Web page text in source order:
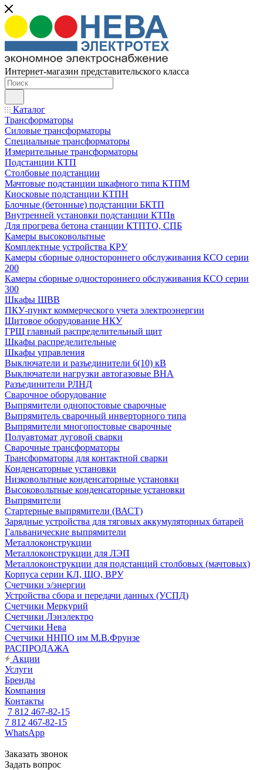
Интернет-магазин представительского класса
Каталог
Трансформаторы
Силовые трансформаторы
Специальные трансформаторы
Измерительные трансформаторы
Подстанции КТП
Столбовые подстанции
Мачтовые подстанции шкафного типа КТПМ
Киосковые подстанции КТПН
Блочные (бетонные) подстанции БКТП
Внутренней установки подстанции КТПв
Для прогрева бетона станции КТПТО, СПБ
Камеры высоковольтные
Комплектные устройства КРУ
Камеры сборные одностороннего обслуживания КСО серии
200
Камеры сборные одностороннего обслуживания КСО серии
300
Шкафы ШВВ
ПКУ-пункт коммерческого учета электроэнергии
Щитовое оборудование НКУ
ГРЩ главный распределительный щит
Шкафы распределительные
Шкафы управления
Выключатели и разъединители 6(10) кВ
Выключатели нагрузки автогазовые ВНА
Разъединители РЛНД
Сварочное оборудование
Выпрямители однопостовые сварочные
Выпрямитель сварочный инверторного типа
Выпрямители многопостовые сварочные
Полуавтомат дуговой сварки
Сварочные трансформаторы
Трансформаторы для контактной сварки
Конденсаторные установки
Низковольтные конденсаторные установки
Высоковольтные конденсаторные установки
Выпрямители
Стартерные выпрямители (ВАСТ)
Зарядные устройства для тяговых аккумуляторных батарей
Гальванические выпрямители
Металлоконструкции
Металлоконструкции для ЛЭП
Металлоконструкции для подстанций столбовых (мачтовых)
Корпуса серии КЛ, ЩО, ВРУ
Счетчики э/энергии
Устройства сбора и передачи данных (УСПД)
Счетчики Меркурий
Счетчики Лэнэлектро
Счетчики Нева
Счетчики ННПО им М.В.Фрунзе
РАСПРОДАЖА
Акции
Услуги
Бренды
Компания
Контакты
7 812 467-82-15
7 812 467-82-15
WhatsApp
Заказать звонок
Задать вопрос